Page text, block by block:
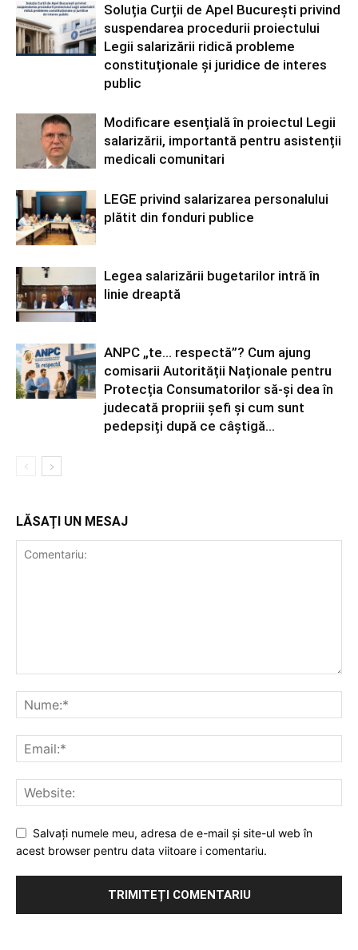
Soluția Curții de Apel București privind
suspendarea procedurii proiectului
Legii salarizării ridică probleme
constituționale și juridice de interes
public
Modificare esențială în proiectul Legii
salarizării, importantă pentru asistenții
medicali comunitari
LEGE privind salarizarea personalului
plătit din fonduri publice
Legea salarizării bugetarilor intră în
linie dreaptă
ANPC „te… respectă”? Cum ajung
comisarii Autorității Naționale pentru
Protecția Consumatorilor să-și dea în
judecată propriii șefi și cum sunt
pedepsiți după ce câștigă...
LĂSAȚI UN MESAJ
Salvați numele meu, adresa de e-mail și site-ul web în
acest browser pentru data viitoare i comentariu.